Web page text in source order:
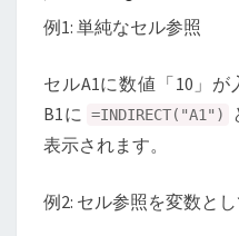
例1: 単純なセル参照
セルA1に数値「10」
B1に =INDIRECT("A1")
表示されます。
例2: セル参照を変数と